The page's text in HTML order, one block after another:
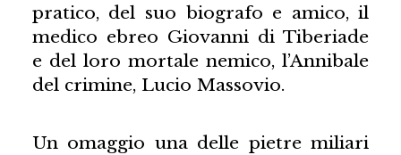
pratico, del suo biografo e amico, il
medico ebreo Giovanni di Tiberiade
e del loro mortale nemico, l’Annibale
del crimine, Lucio Massovio.
Un omaggio una delle pietre miliari